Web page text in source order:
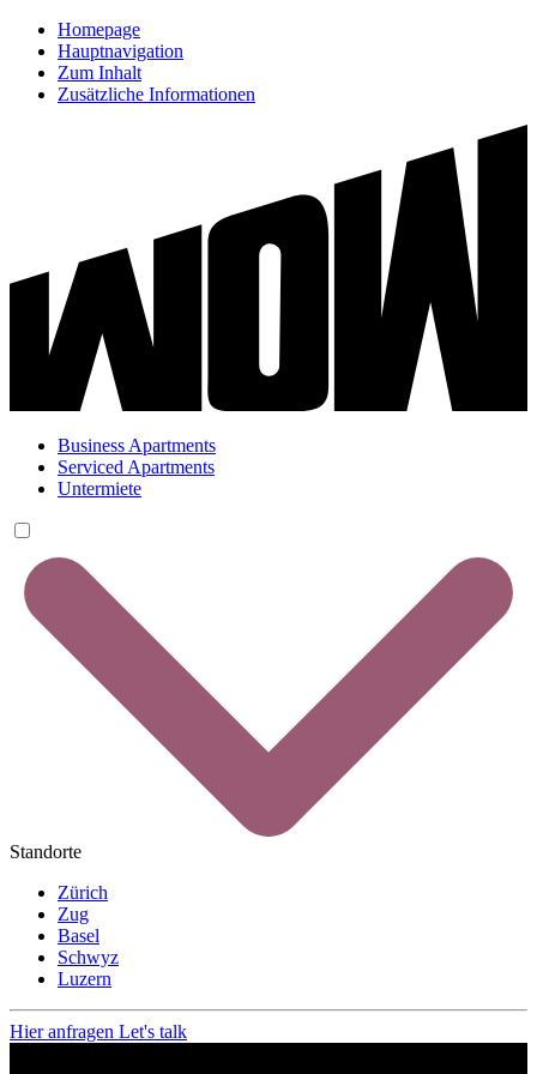
Homepage
Hauptnavigation
Zum Inhalt
Zusätzliche Informationen
Business Apartments
Serviced Apartments
Untermiete
Standorte
Zürich
Zug
Basel
Schwyz
Luzern
Hier anfragen Let's talk